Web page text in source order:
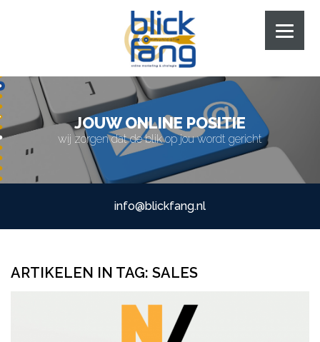
JOUW ONLINE POSITIE
wij zorgen dat de blik op jou wordt gericht
info@blickfang.nl
ARTIKELEN IN TAG: SALES